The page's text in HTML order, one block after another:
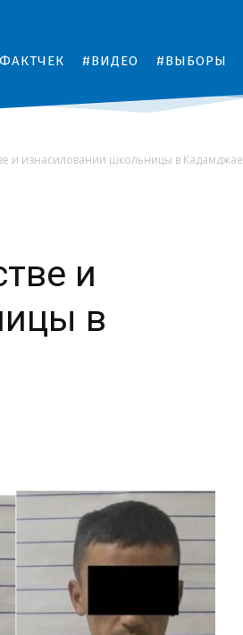
#ВИДЕО #ВЫБОРЫ
и изнасиловании школьницы в Кадамджае
и
в